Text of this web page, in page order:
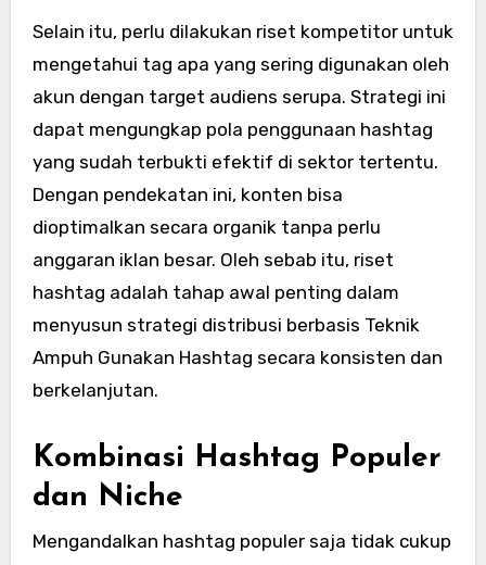
Selain itu, perlu dilakukan riset kompetitor untuk
mengetahui tag apa yang sering digunakan oleh
akun dengan target audiens serupa. Strategi ini
dapat mengungkap pola penggunaan hashtag
yang sudah terbukti efektif di sektor tertentu.
Dengan pendekatan ini, konten bisa
dioptimalkan secara organik tanpa perlu
anggaran iklan besar. Oleh sebab itu, riset
hashtag adalah tahap awal penting dalam
menyusun strategi distribusi berbasis Teknik
Ampuh Gunakan Hashtag secara konsisten dan
berkelanjutan.
Kombinasi Hashtag Populer
dan Niche
Mengandalkan hashtag populer saja tidak cukup